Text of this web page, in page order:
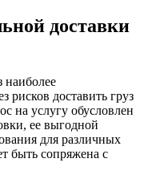
доставки
рисков доставить груз
на услугу обусловлен
ее выгодной
для различных
быть сопряжена с